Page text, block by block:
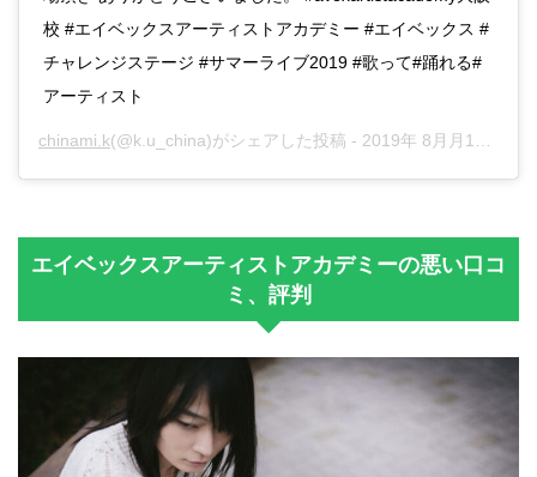
校 #エイベックスアーティストアカデミー #エイベックス #
チャレンジステージ #サマーライブ2019 #歌って#踊れる#
アーティスト
chinami.k(@k.u_china)がシェアした投稿 - 2019年 8月月1日午後9時07分PDT
エイベックスアーティストアカデミーの悪い口コ
ミ、評判